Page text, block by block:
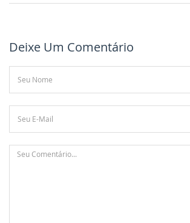
Deixe Um Comentário